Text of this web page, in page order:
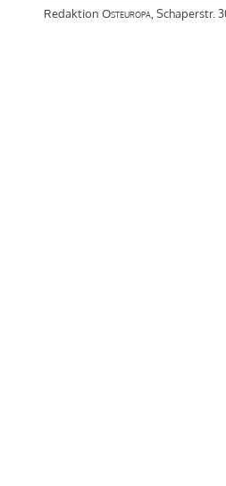
Redaktion Osteuropa, Schaperstr.